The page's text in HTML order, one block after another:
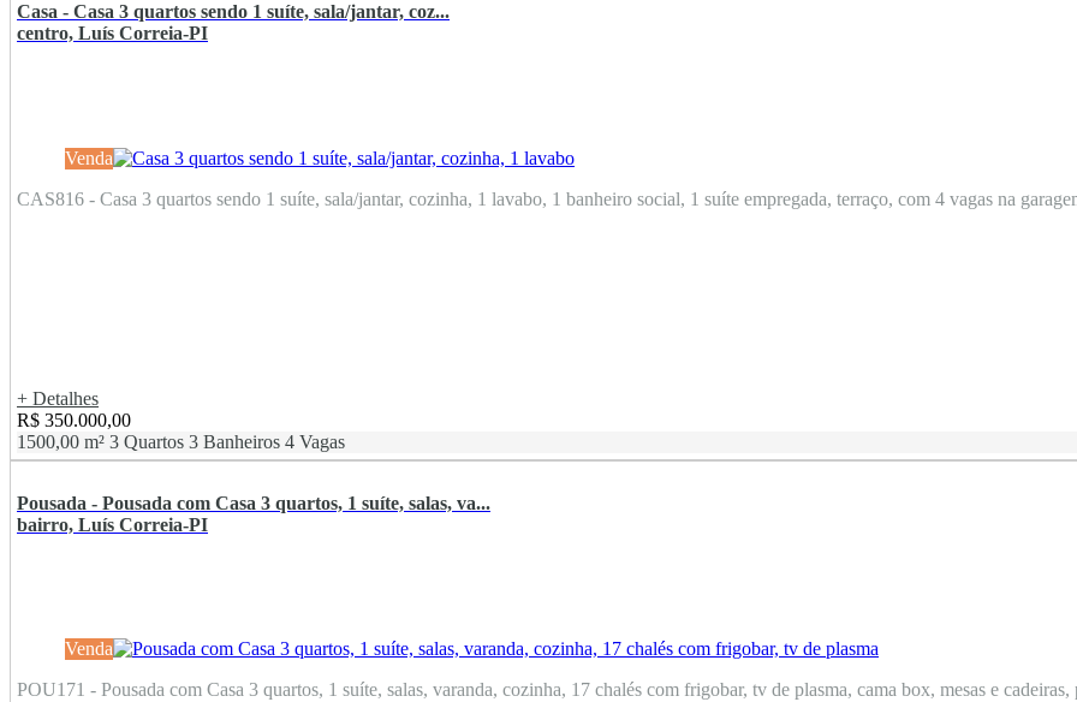
Casa - Casa 3 quartos sendo 1 suíte, sala/jantar, coz...
centro, Luís Correia-PI
Venda
CAS816 - Casa 3 quartos sendo 1 suíte, sala/jantar, cozinha, 1 lavabo, 1 banheiro social, 1 suíte empregada, terraço, com 4 vagas na
+ Detalhes
R$ 350.000,00
1500,00 m² 3 Quartos 3 Banheiros 4 Vagas
Pousada - Pousada com Casa 3 quartos, 1 suíte, salas, va...
bairro, Luís Correia-PI
Venda
POU171 - Pousada com Casa 3 quartos, 1 suíte, salas, varanda, cozinha, 17 chalés com frigobar, tv de plasma, cama box, mesas e cadeiras,